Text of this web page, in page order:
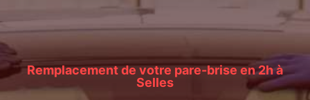
Remplacement de votre pare-brise en 2h à
Selles